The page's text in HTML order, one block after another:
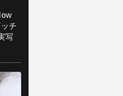
チ
写